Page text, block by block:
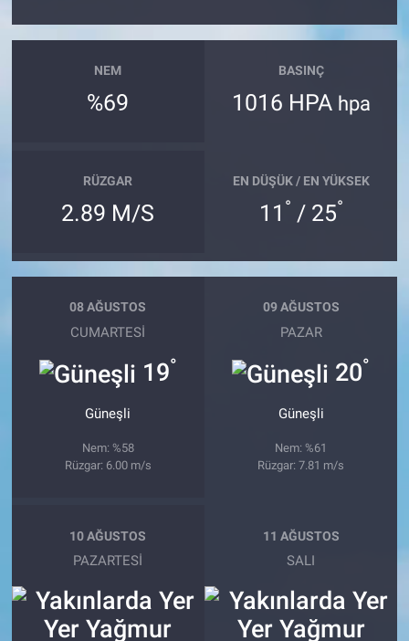
NEM
%69
BASINÇ
1016 HPA hpa
RÜZGAR
2.89 M/S
EN DÜŞÜK / EN YÜKSEK
11 ° / 25°
08 AĞUSTOS
CUMARTESI
19°
Güneşli
Nem: %58
Rüzgar: 6.00 m/s
09 AĞUSTOS
PAZAR
20°
Güneşli
Nem: %61
Rüzgar: 7.81 m/s
10 AĞUSTOS
PAZARTESI
11 AĞUSTOS
SALI